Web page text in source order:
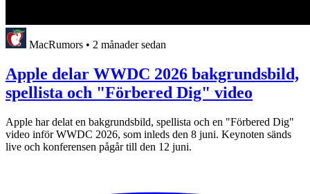
MacRumors • 2 månader sedan
Apple delar WWDC 2026 bakgrundsbild,
spellista och "Förbered Dig" video
Apple har delat en bakgrundsbild, spellista och en "Förbered Dig"
video inför WWDC 2026, som inleds den 8 juni. Keynoten sänds
live och konferensen pågår till den 12 juni.